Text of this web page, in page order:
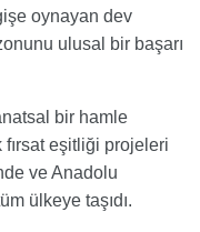
oynayan dev
ulusal bir başarı
bir hamle
eşitliği projeleri
ve Anadolu
ülkeye taşıdı.